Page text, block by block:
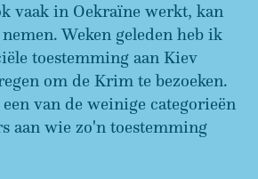
vaak in Oekraïne werkt, kan
Weken geleden heb ik
toestemming aan Kiev
om de Krim te bezoeken.
van de weinige categorieën
aan wie zo'n toestemming